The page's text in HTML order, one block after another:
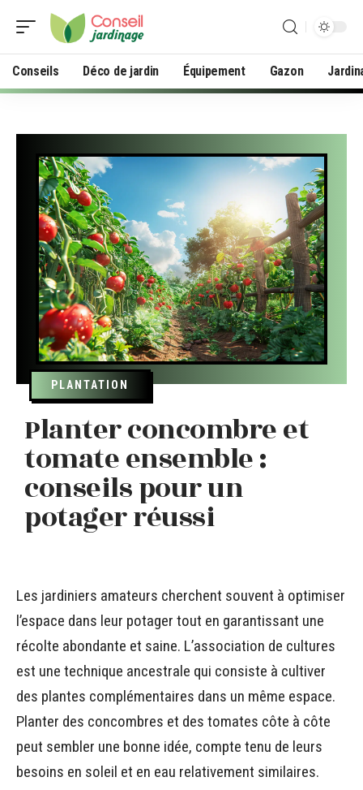
Conseils Déco de jardin Équipement Gazon
PLANTATION
Planter concombre et
tomate ensemble :
conseils pour un
potager réussi
Les jardiniers amateurs cherchent souvent à optimiser
l’espace dans leur potager tout en garantissant une
récolte abondante et saine. L’association de cultures
est une technique ancestrale qui consiste à cultiver
des plantes complémentaires dans un même espace.
Planter des concombres et des tomates côte à côte
peut sembler une bonne idée, compte tenu de leurs
besoins en soleil et en eau relativement similaires.